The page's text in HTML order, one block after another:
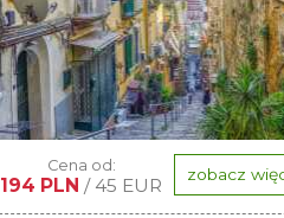
Cena od:
194 PLN / 45 EUR zobacz